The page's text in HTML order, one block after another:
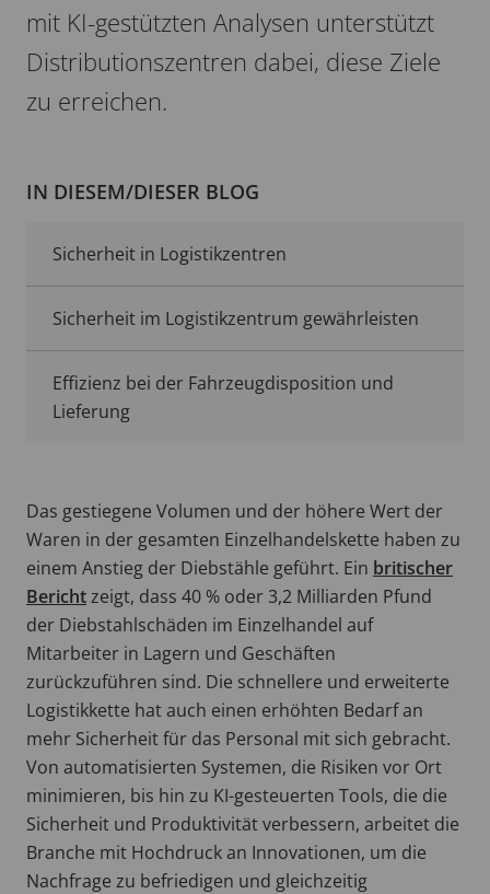
mit KI-gestützten Analysen unterstützt
Distributionszentren dabei, diese Ziele
zu erreichen.
IN DIESEM/DIESER BLOG
Sicherheit in Logistikzentren
Sicherheit im Logistikzentrum gewährleisten
Effizienz bei der Fahrzeugdisposition und
Lieferung
Das gestiegene Volumen und der höhere Wert der
Waren in der gesamten Einzelhandelskette haben zu
einem Anstieg der Diebstähle geführt. Ein britischer
Berichtzeigt, dass 40 % oder 3,2 Milliarden Pfund
der Diebstahlschäden im Einzelhandel auf
Mitarbeiter in Lagern und Geschäften
zurückzuführen sind. Die schnellere und erweiterte
Logistikkette hat auch einen erhöhten Bedarf an
mehr Sicherheit für das Personal mit sich gebracht.
Von automatisierten Systemen, die Risiken vor Ort
minimieren, bis hin zu KI-gesteuerten Tools, die die
Sicherheit und Produktivität verbessern, arbeitet die
Branche mit Hochdruck an Innovationen, um die
Nachfrage zu befriedigen und gleichzeitig